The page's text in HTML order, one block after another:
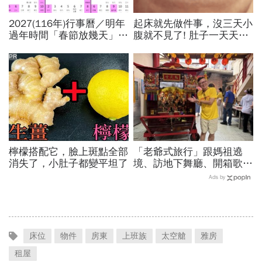
2027(116年)行事曆／明年
過年時間「春節放幾天」、
天以上有9個：請假懶人包
起床就先做件事，沒三天小
腹就不見了! 肚子一天天變
檸檬搭配它，臉上斑點全部
消失了，小肚子都變平坦了
PR
「老爺式旅行」跟媽祖遶
境、訪地下舞廳、開箱歌劇
院後台…國旅不只是國旅！
Ads by
床位 物件 房東 上班族 太空艙
雅房
租屋